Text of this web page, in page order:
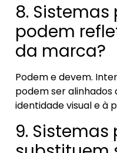
8.
podem
da marca?
Podem e devem.
podem ser alinhados
identidade visual e à
9.